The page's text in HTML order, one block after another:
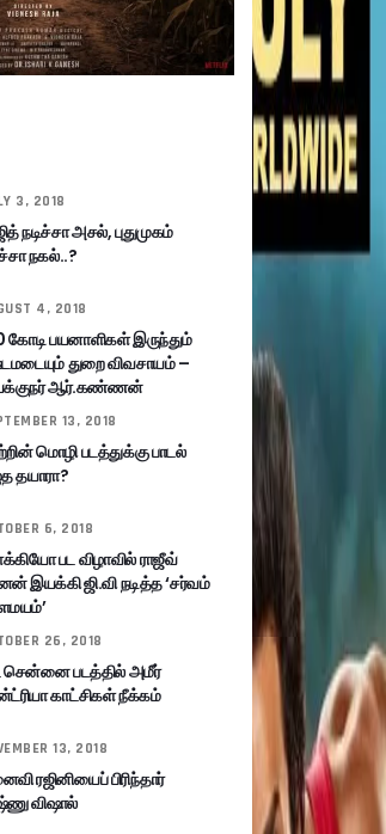
3, 2018
நடிச்சா அசல், புதுமுகம்
நகல்..?
4, 2018
கோடி பயனாளிகள் இருந்தும்
துறை விவசாயம் –
ஆர்.கண்ணன்
13, 2018
மொழி படத்துக்கு பாடல்
தயாரா?
6, 2018
பட விழாவில் ராஜீவ்
இயக்கி ஜி.வி நடித்த ‘சர்வம்
26, 2018
சென்னை படத்தில் அமீர்
காட்சிகள் நீக்கம்
13, 2018
ரஜினியைப் பிரிந்தார்
விஷால்